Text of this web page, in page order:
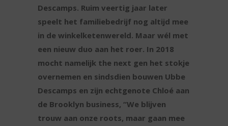
Descamps. Ruim veertig jaar later
speelt het familiebedrijf nog altijd mee
in de winkelketenwereld. Maar wél met
een nieuw duo aan het roer. In 2018
mocht namelijk the next gen het stokje
overnemen en sindsdien bouwen Ubbe
Descamps en zijn echtgenote Chloé aan
de Brooklyn business, “We blijven
trouw aan onze roots, maar gaan mee